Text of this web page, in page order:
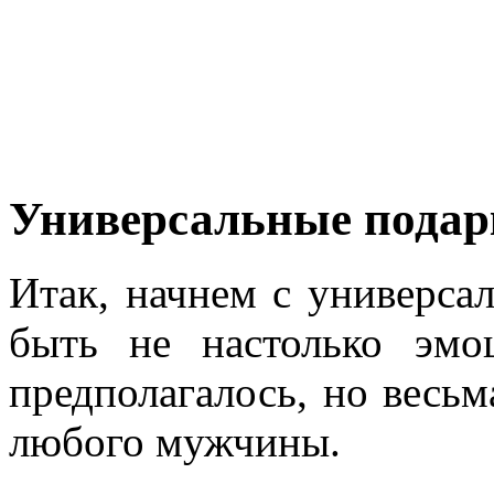
Универсальные
Итак, начнем с
быть не настолько
предполагалось, но
любого мужчины.